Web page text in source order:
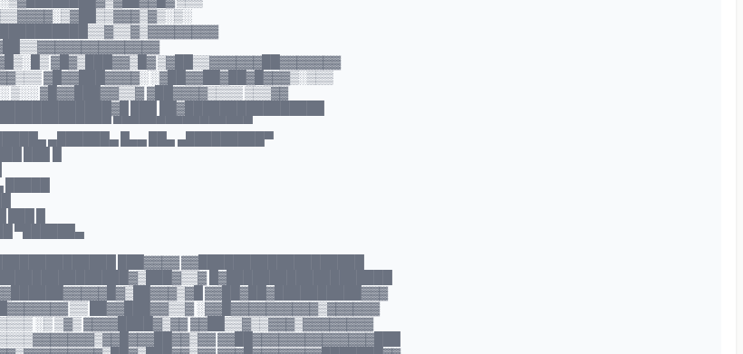
▓█▓▒███▓▓▒█▓ ▒▓██▒▒▓▓▓▓▓▓██▓▓▓▓▓▓▓
▓█▓▓███▓▓▓▓░ ░▓██▓▓██▓██▓█▓▓▓▒░▒▒▒
▒░░ ▓█▓▓███▓▓▒▒▓ ▓██▓▓▓▓▒▒▒▒ ▒▒▒▓▓
███ ██▓████████████████
▀▀▀▀▀▀▀▀▀▀▀▀▀▀▀▀
▄██████▄ █▄▄ ██▄ ▄█████████▀
███ █
█
▀██████▄
███▓▓▓▓ ▓▓███████████████████
█▓███████████████████
▓▓██▓██▓██████████▓▓▓
▒▒ ██▓▓███▓▓▒▒▓ ░▓▓█▓▓▓▓▓▓▓▓▓▓▒▓▓▓▓▓▓
░▒ ▒▓▒ ▓▓▓▓████▓▒▓▓ ▓▓██▒▒▓▒▒▓▓▓▒▓▓▓▓▓▓▓▓
▓▓██▓▓▓▓▓▓▓▓▓▓▓▓▓▓███